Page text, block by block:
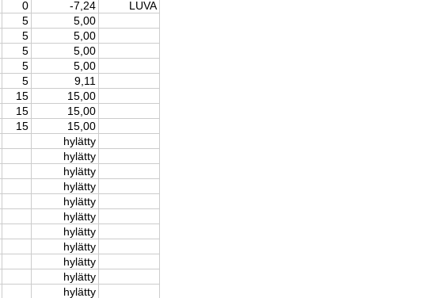
0 -7,24
LUVA
5
5,00
5
5,00
5
5,00
5
5,00
5
9,11
15
15,00
15
15,00
15
15,00
hylätty
hylätty
hylätty
hylätty
hylätty
hylätty
hylätty
hylätty
hylätty
hylätty
hylätty